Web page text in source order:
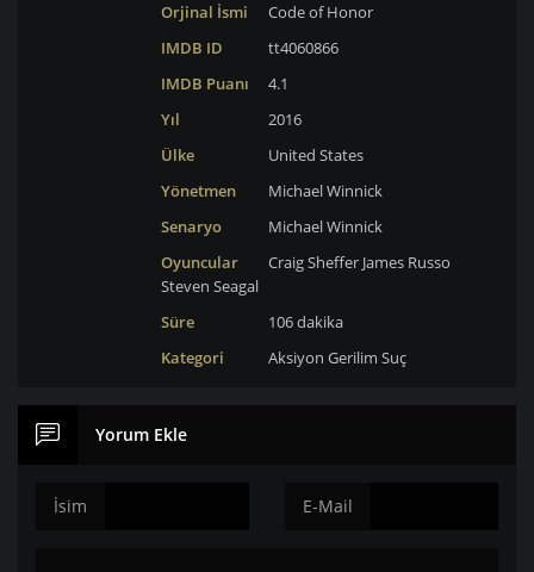
Orjinal İsmi
Code of Honor
IMDB ID
tt4060866
IMDB Puanı
4.1
Yıl
2016
Ülke
United States
Yönetmen
Michael Winnick
Senaryo
Michael Winnick
Oyuncular
Craig Sheffer James Russo
Steven Seagal
Süre
106 dakika
Kategori
Aksiyon Gerilim Suç
Yorum Ekle
İsim E-Mail